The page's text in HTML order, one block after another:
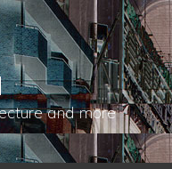
and more